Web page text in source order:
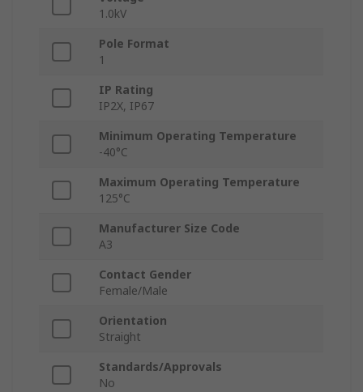
1.0kV
Pole Format
1
IP Rating
IP2X, IP67
Minimum Operating Temperature
-40°C
Maximum Operating Temperature
125°C
Manufacturer Size Code
A3
Contact Gender
Female/Male
Orientation
Straight
Standards/Approvals
No